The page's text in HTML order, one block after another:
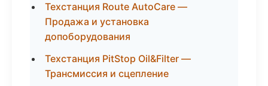
Техстанция Route AutoCare —
Продажа и установка
допоборудования
Техстанция PitStop Oil&Filter —
Трансмиссия и сцепление